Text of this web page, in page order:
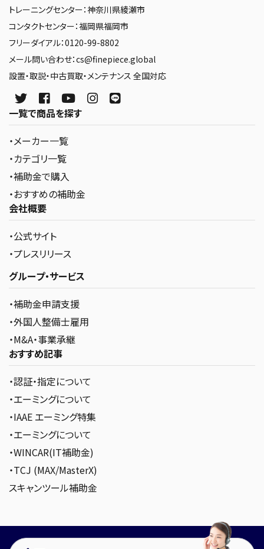
トレーニングセンター：神奈川県綾瀬市
コンタクトセンター：福岡県福岡市
フリーダイアル：0120-99-8802
メール問い合わせ：cs@finepiece.global
設置・取説・中古買取・メンテナンス 全国対応
一覧で商品を探す
・メーカー一覧
・カテゴリ一覧
・補助金で購入
・おすすめの補助金
会社概要
・公式サイト
・プレスリリース
グループ・サービス
・補助金申請支援
・外国人整備士雇用
・M&A・事業承継
おすすめ記事
・認証・指定について
・エーミングについて
・IAAE エーミング特集
・エーミングについて
・WINCAR(IT補助金)
・TCJ (MAX/MasterX)
スキャンツール補助金